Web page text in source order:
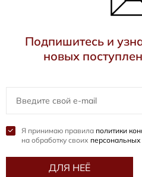
Подпишитесь и
новых
Я принимаю правила политики
на обработку своих
ДЛЯ НЕЁ